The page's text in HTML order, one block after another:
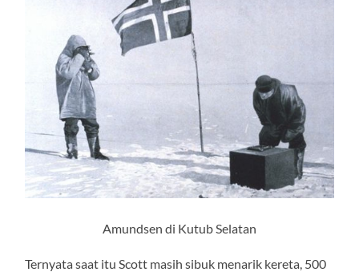
Amundsen di Kutub Selatan
Ternyata saat itu Scott masih sibuk menarik kereta, 500